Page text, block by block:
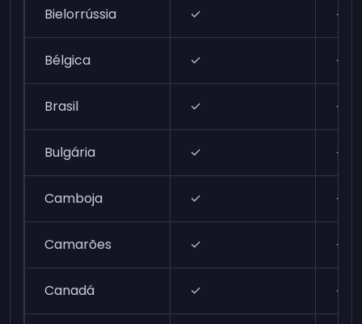
Bielorrússia ✓ ✓
Bélgica ✓ ✓
Brasil ✓ ✓
Bulgária ✓ ✓
Camboja ✓ ✓
Camarões ✓ ✓
Canadá ✓ ✓